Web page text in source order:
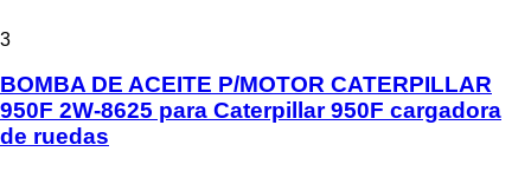
3
BOMBA DE ACEITE P/MOTOR CATERPILLAR
950F 2W-8625 para Caterpillar 950F cargadora
de ruedas